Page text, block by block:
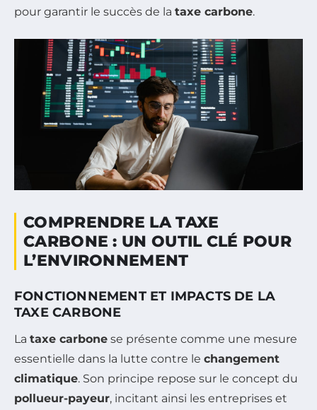
pour garantir le succès de la taxe carbone.
COMPRENDRE LA TAXE
CARBONE : UN OUTIL CLÉ POUR
L’ENVIRONNEMENT
FONCTIONNEMENT ET IMPACTS DE LA
TAXE CARBONE
La taxe carbone se présente comme une mesure
essentielle dans la lutte contre le changement
climatique. Son principe repose sur le concept du
pollueur-payeur, incitant ainsi les entreprises et